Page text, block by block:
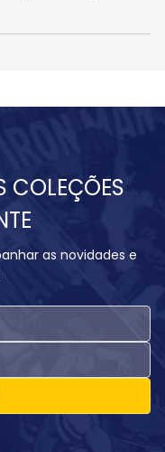
COLEÇÕES
as novidades e